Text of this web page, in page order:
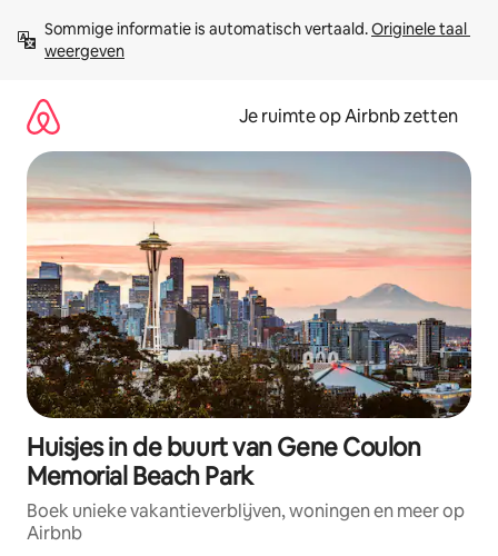
direct
naar
Sommige informatie is automatisch vertaald. Originele taal
weergeven
Je ruimte op Airbnb zetten
Huisjes in de buurt van Gene Coulon
Memorial Beach Park
Boek unieke vakantieverblijven, woningen en meer op
Airbnb